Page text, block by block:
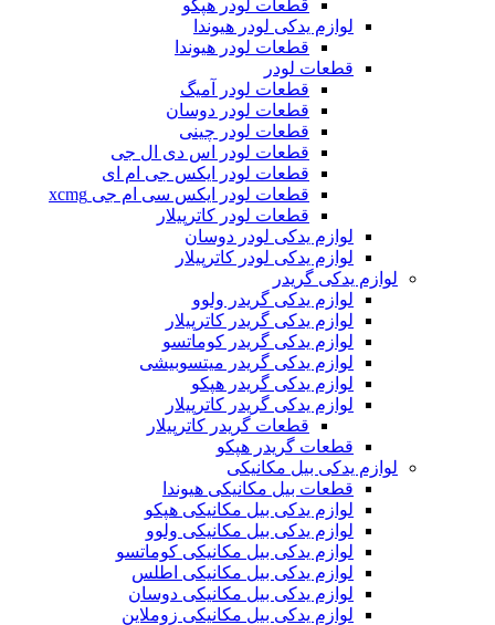
قطعات لودر هپکو
لوازم یدکی لودر هیوندا
قطعات لودر هیوندا
قطعات لودر
قطعات لودر آمیگ
قطعات لودر دوسان
قطعات لودر چینی
قطعات لودر اس دی ال جی
قطعات لودر ایکس جی ام ای
قطعات لودر ایکس سی ام جی xcmg
قطعات لودر کاترپیلار
لوازم یدکی لودر دوسان
لوازم یدکی لودر کاترپیلار
لوازم یدکی گریدر
لوازم یدکی گریدر ولوو
لوازم یدکی گریدر کاترپیلار
لوازم یدکی گریدر کوماتسو
لوازم یدکی گریدر میتسوبیشی
لوازم یدکی گریدر هپکو
لوازم یدکی گریدر کاترپیلار
قطعات گریدر کاترپیلار
قطعات گریدر هپکو
لوازم یدکی بیل مکانیکی
قطعات بیل مکانیکی هیوندا
لوازم یدکی بیل مکانیکی هپکو
لوازم یدکی بیل مکانیکی ولوو
لوازم یدکی بیل مکانیکی کوماتسو
لوازم یدکی بیل مکانیکی اطلس
لوازم یدکی بیل مکانیکی دوسان
لوازم یدکی بیل مکانیکی زوملاین